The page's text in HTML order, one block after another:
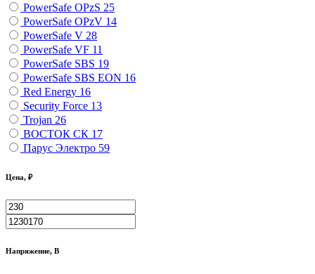
PowerSafe OPzS 25
PowerSafe OPzV 14
PowerSafe V 28
PowerSafe VF 11
PоwerSafe SBS 19
PоwerSafe SBS EON 16
Red Energy 16
Security Force 13
Trojan 26
ВОСТОК СК 17
Парус Электро 59
Цена, ₽
Напряжение, В